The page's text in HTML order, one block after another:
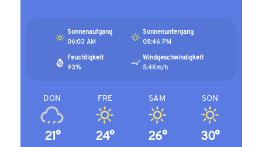
Sonnenaufgang
06:03 AM
Sonnenuntergang
08:46 PM
Feuchtigkeit
93%
Windgeschwindigkeit
5.4Km/h
DON
21°
FRE
24°
SAM
26°
SON
30°